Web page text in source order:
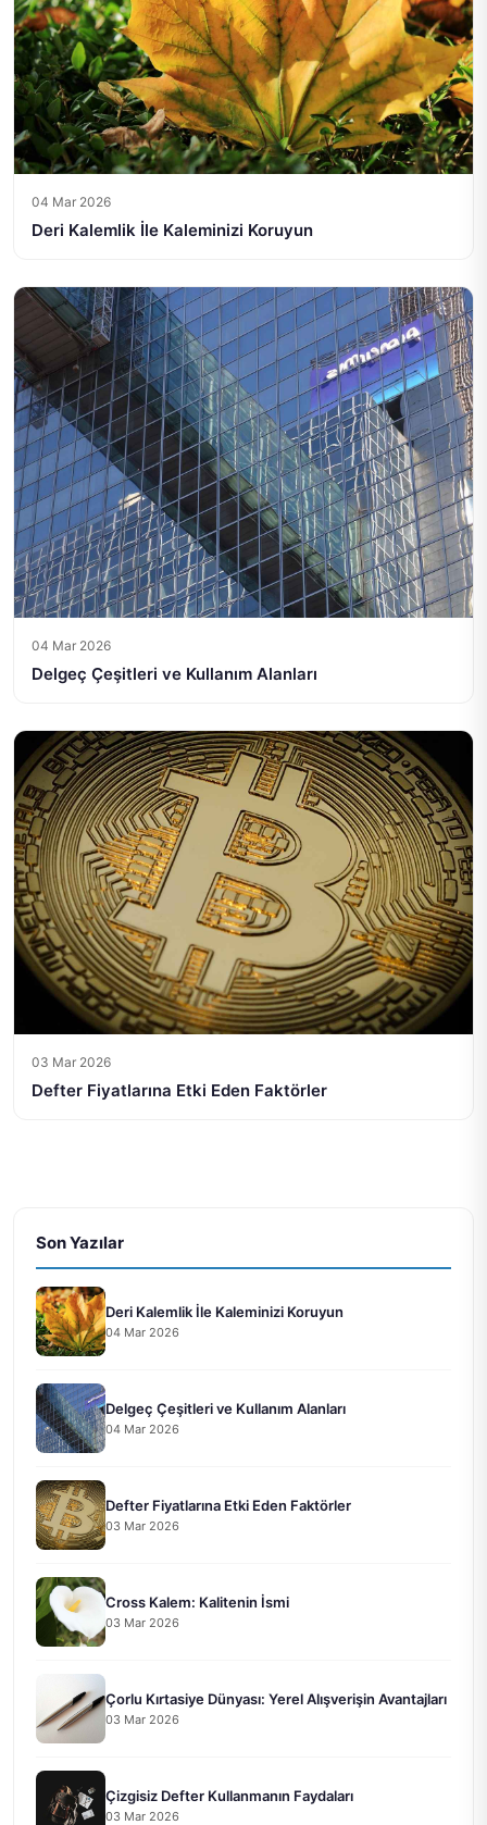
04 Mar 2026
Deri Kalemlik İle Kaleminizi Koruyun
04 Mar 2026
Delgeç Çeşitleri ve Kullanım Alanları
03 Mar 2026
Defter Fiyatlarına Etki Eden Faktörler
Son Yazılar
Deri Kalemlik İle Kaleminizi Koruyun
04 Mar 2026
Delgeç Çeşitleri ve Kullanım Alanları
04 Mar 2026
Defter Fiyatlarına Etki Eden Faktörler
03 Mar 2026
Cross Kalem: Kalitenin İsmi
03 Mar 2026
Çorlu Kırtasiye Dünyası: Yerel Alışverişin Avantajları
03 Mar 2026
Çizgisiz Defter Kullanmanın Faydaları
03 Mar 2026